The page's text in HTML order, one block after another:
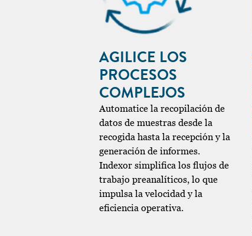
AGILICE LOS
PROCESOS
COMPLEJOS
Automatice la recopilación de
datos de muestras desde la
recogida hasta la recepción y la
generación de informes.
Indexor simplifica los flujos de
trabajo preanalíticos, lo que
impulsa la velocidad y la
eficiencia operativa.